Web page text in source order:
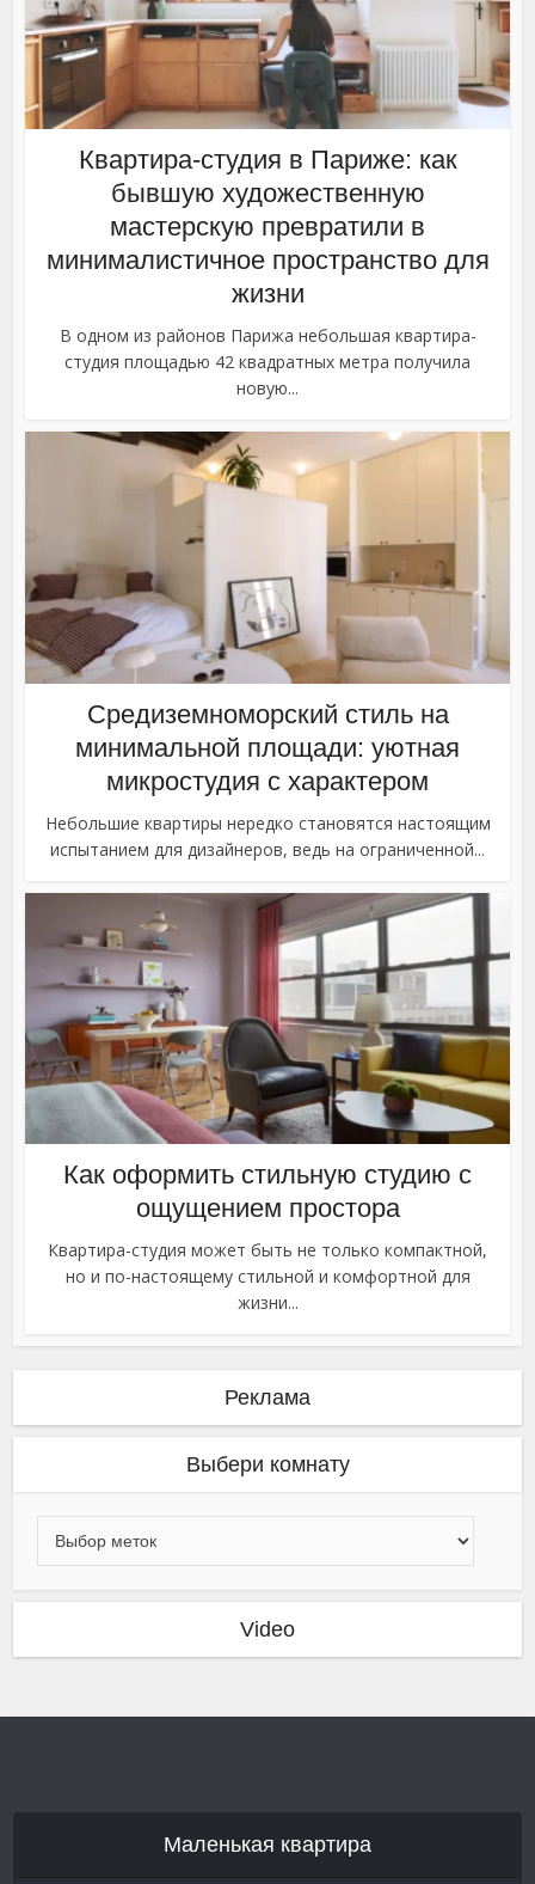
Квартира-студия в Париже: как
бывшую художественную
мастерскую превратили в
минималистичное пространство для
жизни
В одном из районов Парижа небольшая квартира-
студия площадью 42 квадратных метра получила
новую...
Средиземноморский стиль на
минимальной площади: уютная
микростудия с характером
Небольшие квартиры нередко становятся настоящим
испытанием для дизайнеров, ведь на ограниченной...
Как оформить стильную студию с
ощущением простора
Квартира-студия может быть не только компактной,
но и по-настоящему стильной и комфортной для
жизни...
Реклама
Выбери комнату
Video
Маленькая квартира